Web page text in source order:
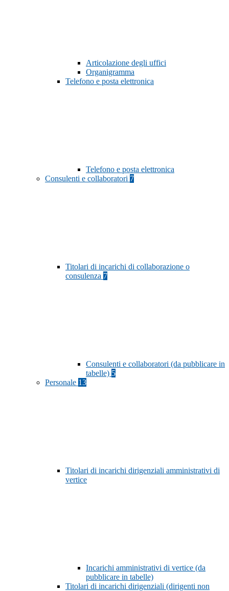
Articolazione degli uffici
Organigramma
Telefono e posta elettronica
Telefono e posta elettronica
Consulenti e collaboratori 7
Titolari di incarichi di collaborazione o
consulenza 7
Consulenti e collaboratori (da pubblicare in
tabelle) 5
Personale 13
Titolari di incarichi dirigenziali amministrativi di
vertice
Incarichi amministrativi di vertice (da
pubblicare in tabelle)
Titolari di incarichi dirigenziali (dirigenti non